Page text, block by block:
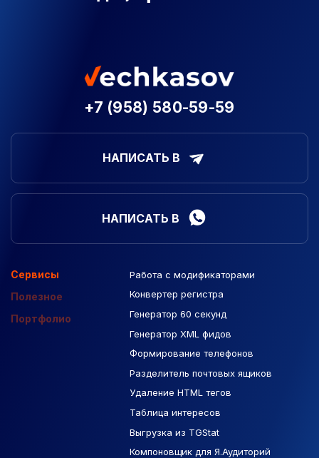
+7 (958) 580-59-59
НАПИСАТЬ В
НАПИСАТЬ В
Сервисы
Полезное
Портфолио
Работа с модификаторами
Конвертер регистра
Генератор 60 секунд
Генератор XML фидов
Формирование телефонов
Разделитель почтовых ящиков
Удаление HTML тегов
Таблица интересов
Выгрузка из TGStat
Компоновщик для Я.Аудиторий
Подборка сайтов
Макеты Figma
База Яндекс Карты
РСЯ площадки
Созданные сайты
Контекстная реклама